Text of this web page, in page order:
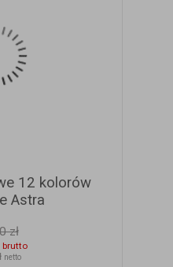
12 kolorów
Astra
zł
brutto
netto